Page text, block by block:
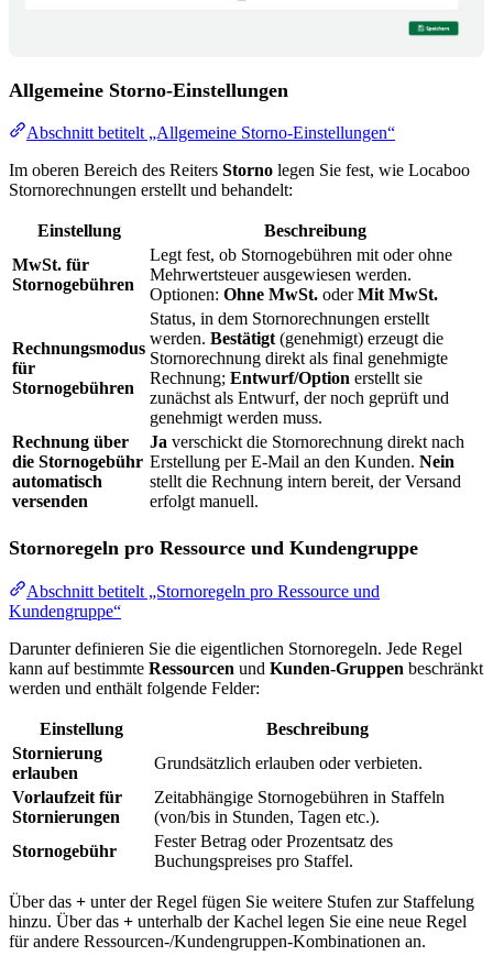
Allgemeine Storno-Einstellungen
Abschnitt betitelt „Allgemeine Storno-Einstellungen“
Im oberen Bereich des Reiters Storno legen Sie fest, wie Locaboo
Stornorechnungen erstellt und behandelt:
Einstellung
Beschreibung
MwSt. für
Stornogebühren
Legt fest, ob Stornogebühren mit oder ohne
Mehrwertsteuer ausgewiesen werden.
Optionen: Ohne MwSt. oderMit MwSt.
Rechnungsmodus
für
Stornogebühren
Status, in dem Stornorechnungen erstellt
werden. Bestätigt (genehmigt) erzeugt die
Stornorechnung direkt als final genehmigte
Rechnung; Entwurf/Option erstellt sie
zunächst als Entwurf, der noch geprüft und
genehmigt werden muss.
Rechnung über
die Stornogebühr
automatisch
versenden
Ja verschickt die Stornorechnung direkt nach
Erstellung per E-Mail an den Kunden. Nein
stellt die Rechnung intern bereit, der Versand
erfolgt manuell.
Stornoregeln pro Ressource und Kundengruppe
Abschnitt betitelt „Stornoregeln pro Ressource und
Kundengruppe“
Darunter definieren Sie die eigentlichen Stornoregeln. Jede Regel
kann auf bestimmte Ressourcen und Kunden-Gruppen beschränkt
werden und enthält folgende Felder:
Einstellung
Beschreibung
Stornierung
erlauben
Grundsätzlich erlauben oder verbieten.
Vorlaufzeit für
Stornierungen
Zeitabhängige Stornogebühren in Staffeln
(von/bis in Stunden, Tagen etc.).
Stornogebühr
Fester Betrag oder Prozentsatz des
Buchungspreises pro Staffel.
Über das + unter der Regel fügen Sie weitere Stufen zur Staffelung
hinzu. Über das + unterhalb der Kachel legen Sie eine neue Regel
für andere Ressourcen-/Kundengruppen-Kombinationen an.